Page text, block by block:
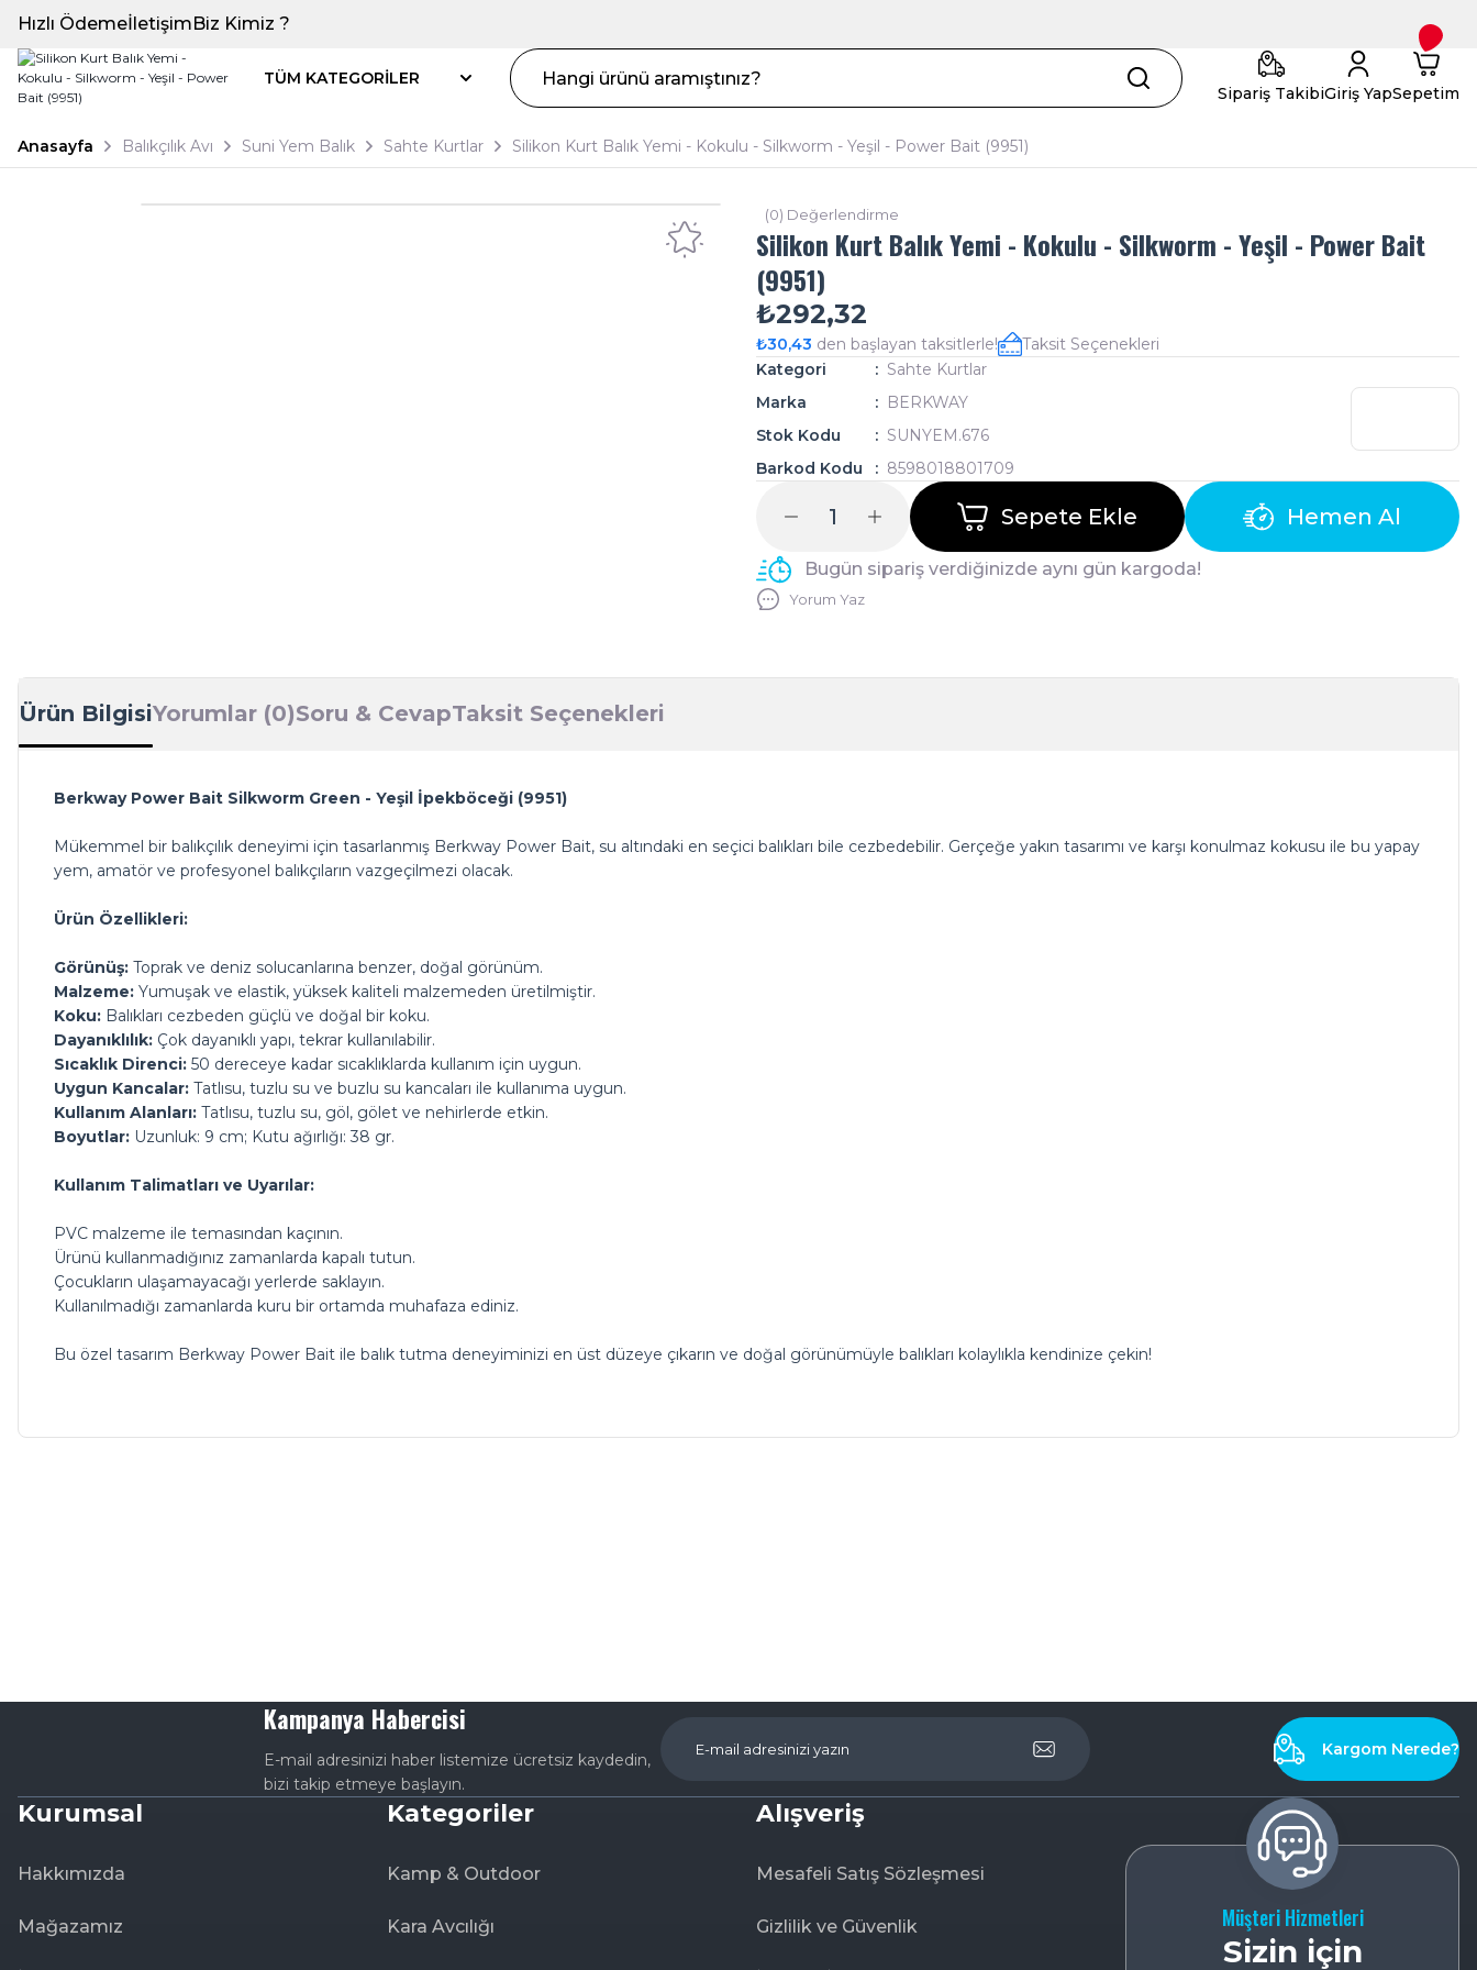
Hızlı ÖdemeİletişimBiz Kimiz ?
TÜM KATEGORİLER
Sipariş TakibiGiriş YapSepetim
Anasayfa Balıkçılık Avı Suni Yem Balık Sahte Kurtlar Silikon Kurt Balık Yemi - Kokulu - Silkworm - Yeşil - Power Bait (9951)
(0) Değerlendirme
Silikon Kurt Balık Yemi - Kokulu - Silkworm - Yeşil - Power Bait
(9951)
₺292,32
₺30,43 den başlayan taksitlerle!
Taksit Seçenekleri
Kategori
Sahte Kurtlar
Marka
BERKWAY
Stok Kodu
SUNYEM.676
Barkod Kodu
8598018801709
Sepete Ekle Hemen Al
Bugün sipariş verdiğinizde aynı gün kargoda!
Yorum Yaz
Ürün BilgisiYorumlar (0)Soru & CevapTaksit Seçenekleri
Berkway Power Bait Silkworm Green - Yeşil İpekböceği (9951)
Mükemmel bir balıkçılık deneyimi için tasarlanmış Berkway Power Bait, su altındaki en seçici balıkları bile cezbedebilir. Gerçeğe yakın tasarımı ve karşı konulmaz kokusu ile bu yapay
yem, amatör ve profesyonel balıkçıların vazgeçilmezi olacak.
Ürün Özellikleri:
Görünüş: Toprak ve deniz solucanlarına benzer, doğal görünüm.
Malzeme: Yumuşak ve elastik, yüksek kaliteli malzemeden üretilmiştir.
Koku: Balıkları cezbeden güçlü ve doğal bir koku.
Dayanıklılık: Çok dayanıklı yapı, tekrar kullanılabilir.
Sıcaklık Direnci: 50 dereceye kadar sıcaklıklarda kullanım için uygun.
Uygun Kancalar: Tatlısu, tuzlu su ve buzlu su kancaları ile kullanıma uygun.
Kullanım Alanları: Tatlısu, tuzlu su, göl, gölet ve nehirlerde etkin.
Boyutlar: Uzunluk: 9 cm; Kutu ağırlığı: 38 gr.
Kullanım Talimatları ve Uyarılar:
PVC malzeme ile temasından kaçının.
Ürünü kullanmadığınız zamanlarda kapalı tutun.
Çocukların ulaşamayacağı yerlerde saklayın.
Kullanılmadığı zamanlarda kuru bir ortamda muhafaza ediniz.
Bu özel tasarım Berkway Power Bait ile balık tutma deneyiminizi en üst düzeye çıkarın ve doğal görünümüyle balıkları kolaylıkla kendinize çekin!
Kampanya Habercisi
E-mail adresinizi haber listemize ücretsiz kaydedin,
bizi takip etmeye başlayın.
Kargom Nerede?
Kurumsal
Hakkımızda
Mağazamız
Kategoriler
Kamp & Outdoor
Kara Avcılığı
Alışveriş
Mesafeli Satış Sözleşmesi
Gizlilik ve Güvenlik Müşteri Hizmetleri
Sizin için